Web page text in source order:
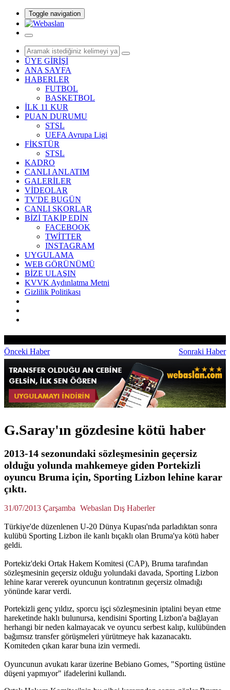
Toggle navigation
ÜYE GİRİŞİ
ANA SAYFA
HABERLER
FUTBOL
BASKETBOL
İLK 11 KUR
PUAN DURUMU
STSL
UEFA Avrupa Ligi
FİKSTÜR
STSL
KADRO
CANLI ANLATIM
GALERİLER
VİDEOLAR
TV'DE BUGÜN
CANLI SKORLAR
BİZİ TAKİP EDİN
FACEBOOK
TWİTTER
INSTAGRAM
UYGULAMA
WEB GÖRÜNÜMÜ
BİZE ULAŞIN
KVVK Aydınlatma Metni
Gizlilik Politikası
Önceki Haber Sonraki Haber
G.Saray'ın gözdesine kötü haber
2013-14 sezonundaki sözleşmesinin geçersiz
olduğu yolunda mahkemeye giden Portekizli
oyuncu Bruma için, Sporting Lizbon lehine karar
çıktı.
31/07/2013 Çarşamba Webaslan Dış Haberler
Türkiye'de düzenlenen U-20 Dünya Kupası'nda parladıktan sonra
kulübü Sporting Lizbon ile kanlı bıçaklı olan Bruma'ya kötü haber
geldi.
Portekiz'deki Ortak Hakem Komitesi (CAP), Bruma tarafından
sözleşmesinin geçersiz olduğu yolundaki davada, Sporting Lizbon
lehine karar vererek oyuncunun kontratının geçersiz olmadığı
yönünde karar verdi.
Portekizli genç yıldız, sporcu işçi sözleşmesinin iptalini beyan etme
hareketinde haklı bulunursa, kendisini Sporting Lizbon'a bağlayan
herhangi bir neden kalmayacak ve oyuncu serbest kalıp, kulübünden
bağımsız transfer görüşmeleri yürütmeye hak kazanacaktı.
Komiteden çıkan karar buna izin vermedi.
Oyuncunun avukatı karar üzerine Bebiano Gomes, "Sporting üstüne
düşeni yapmıyor" ifadelerini kullandı.